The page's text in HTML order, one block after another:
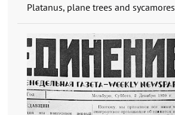
Platanus, plane trees and sycamores